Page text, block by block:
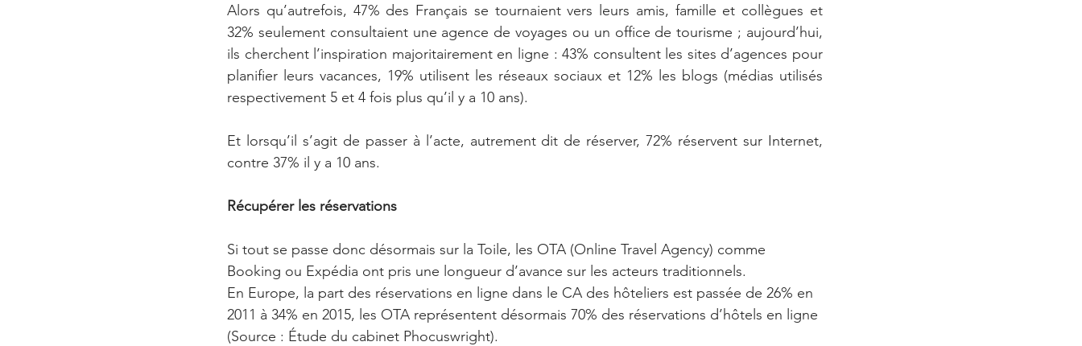
Alors qu’autrefois, 47% des Français se tournaient vers leurs amis, famille et collègues et
32% seulement consultaient une agence de voyages ou un office de tourisme ; aujourd’hui,
ils cherchent l’inspiration majoritairement en ligne : 43% consultent les sites d’agences pour
planifier leurs vacances, 19% utilisent les réseaux sociaux et 12% les blogs (médias utilisés
respectivement 5 et 4 fois plus qu’il y a 10 ans).
Et lorsqu’il s’agit de passer à l’acte, autrement dit de réserver, 72% réservent sur Internet,
contre 37% il y a 10 ans.
Récupérer les réservations
Si tout se passe donc désormais sur la Toile, les OTA (Online Travel Agency) comme
Booking ou Expédia ont pris une longueur d’avance sur les acteurs traditionnels.
En Europe, la part des réservations en ligne dans le CA des hôteliers est passée de 26% en
2011 à 34% en 2015, les OTA représentent désormais 70% des réservations d’hôtels en ligne
(Source : Étude du cabinet Phocuswright).